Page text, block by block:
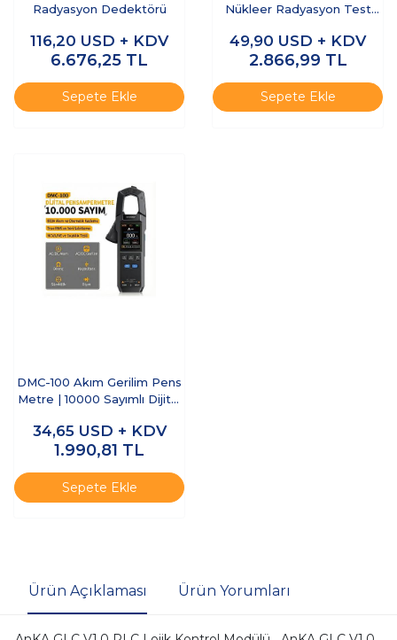
Radyasyon Dedektörü
116,20 USD + KDV
6.676,25 TL
Sepete Ekle
Nükleer Radyasyon Test
49,90 USD + KDV
2.866,99 TL
Sepete Ekle
DMC-100 Akım Gerilim Pens
Metre | 10000 Sayımlı Dijital
34,65 USD + KDV
1.990,81 TL
Sepete Ekle
Ürün Açıklaması Ürün Yorumları